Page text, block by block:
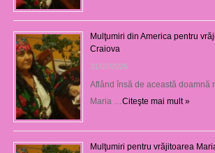
Mulţumiri din America pentru
Craiova
31/07/2026
Aflând însă de această doamnă
Maria … Citeşte mai mult »
Mulţumiri pentru vrăjitoarea